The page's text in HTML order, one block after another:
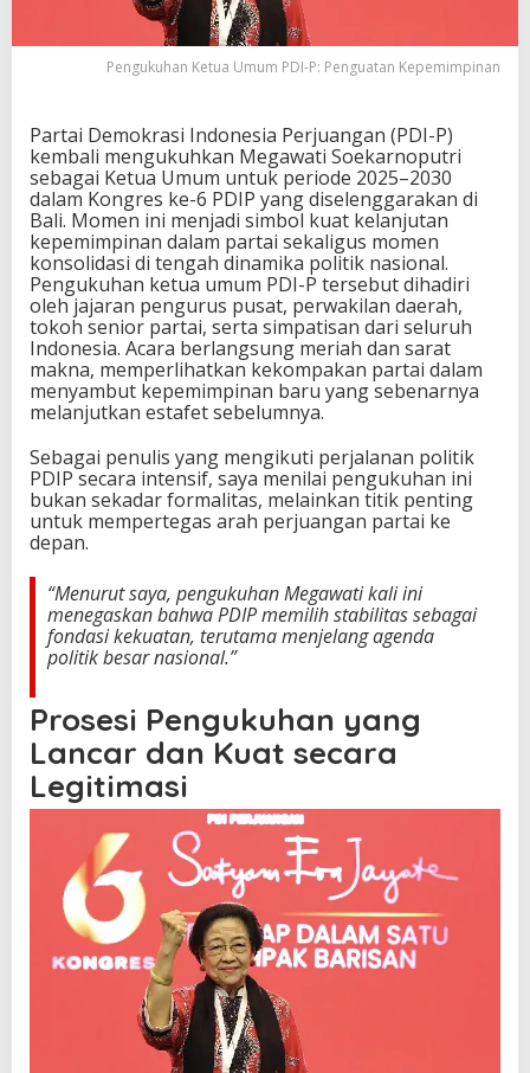
I
-
P
n
g
u
a
t
a
n
K
e
p
e
m
i
m
i
n
a
n
n
A
r
t
t
r
a
e
g
s
b
a
g
i
P
a
r
t
a
Pengukuhan Ketua Umum PDI-P: Penguatan Kepemimpinan
Partai Demokrasi Indonesia Perjuangan (PDI-P)
kembali mengukuhkan Megawati Soekarnoputri
sebagai Ketua Umum untuk periode 2025–2030
dalam Kongres ke-6 PDIP yang diselenggarakan di
Bali. Momen ini menjadi simbol kuat kelanjutan
kepemimpinan dalam partai sekaligus momen
konsolidasi di tengah dinamika politik nasional.
Pengukuhan ketua umum PDI-P tersebut dihadiri
oleh jajaran pengurus pusat, perwakilan daerah,
tokoh senior partai, serta simpatisan dari seluruh
Indonesia. Acara berlangsung meriah dan sarat
makna, memperlihatkan kekompakan partai dalam
menyambut kepemimpinan baru yang sebenarnya
melanjutkan estafet sebelumnya.
Sebagai penulis yang mengikuti perjalanan politik
PDIP secara intensif, saya menilai pengukuhan ini
bukan sekadar formalitas, melainkan titik penting
untuk mempertegas arah perjuangan partai ke
depan.
“Menurut saya, pengukuhan Megawati kali ini
menegaskan bahwa PDIP memilih stabilitas sebagai
fondasi kekuatan, terutama menjelang agenda
politik besar nasional.”
Prosesi Pengukuhan yang
Lancar dan Kuat secara
Legitimasi